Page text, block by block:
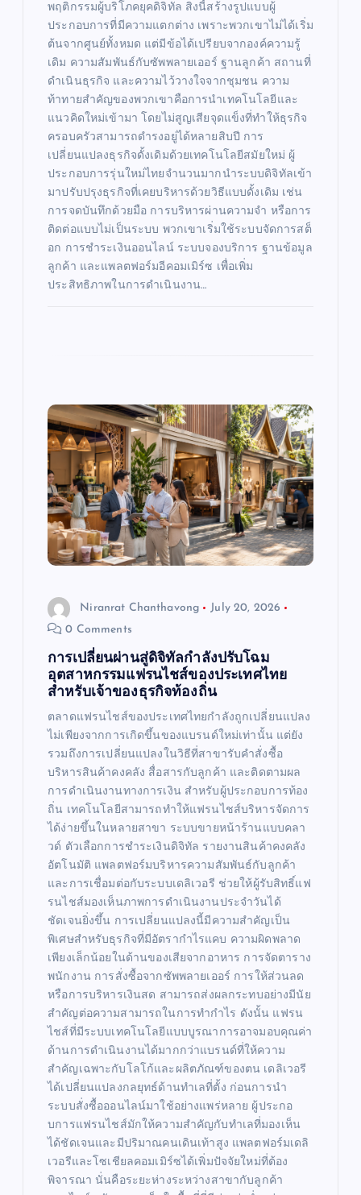
พฤติกรรมผู้บริโภคยุคดิจิทัล สิ่งนี้สร้างรูปแบบผู้
ประกอบการที่มีความแตกต่าง เพราะพวกเขาไม่ได้เริ่ม
ต้นจากศูนย์ทั้งหมด แต่มีข้อได้เปรียบจากองค์ความรู้
เดิม ความสัมพันธ์กับซัพพลายเออร์ ฐานลูกค้า สถานที่
ดำเนินธุรกิจ และความไว้วางใจจากชุมชน ความ
ท้าทายสำคัญของพวกเขาคือการนำเทคโนโลยีและ
แนวคิดใหม่เข้ามา โดยไม่สูญเสียจุดแข็งที่ทำให้ธุรกิจ
ครอบครัวสามารถดำรงอยู่ได้หลายสิบปี การ
เปลี่ยนแปลงธุรกิจดั้งเดิมด้วยเทคโนโลยีสมัยใหม่ ผู้
ประกอบการรุ่นใหม่ไทยจำนวนมากนำระบบดิจิทัลเข้า
มาปรับปรุงธุรกิจที่เคยบริหารด้วยวิธีแบบดั้งเดิม เช่น
การจดบันทึกด้วยมือ การบริหารผ่านความจำ หรือการ
ติดต่อแบบไม่เป็นระบบ พวกเขาเริ่มใช้ระบบจัดการสต็
อก การชำระเงินออนไลน์ ระบบจองบริการ ฐานข้อมูล
ลูกค้า และแพลตฟอร์มอีคอมเมิร์ซ เพื่อเพิ่ม
ประสิทธิภาพในการดำเนินงาน…
Niranrat Chanthavong
July 20, 2026
0 Comments
การเปลี่ยนผ่านสู่ดิจิทัลกำลังปรับโฉม
อุตสาหกรรมแฟรนไชส์ของประเทศไทย
สำหรับเจ้าของธุรกิจท้องถิ่น
ตลาดแฟรนไชส์ของประเทศไทยกำลังถูกเปลี่ยนแปลง
ไม่เพียงจากการเกิดขึ้นของแบรนด์ใหม่เท่านั้น แต่ยัง
รวมถึงการเปลี่ยนแปลงในวิธีที่สาขารับคำสั่งซื้อ
บริหารสินค้าคงคลัง สื่อสารกับลูกค้า และติดตามผล
การดำเนินงานทางการเงิน สำหรับผู้ประกอบการท้อง
ถิ่น เทคโนโลยีสามารถทำให้แฟรนไชส์บริหารจัดการ
ได้ง่ายขึ้นในหลายสาขา ระบบขายหน้าร้านแบบคลา
วด์ ตัวเลือกการชำระเงินดิจิทัล รายงานสินค้าคงคลัง
อัตโนมัติ แพลตฟอร์มบริหารความสัมพันธ์กับลูกค้า
และการเชื่อมต่อกับระบบเดลิเวอรี ช่วยให้ผู้รับสิทธิ์แฟ
รนไชส์มองเห็นภาพการดำเนินงานประจำวันได้
ชัดเจนยิ่งขึ้น การเปลี่ยนแปลงนี้มีความสำคัญเป็น
พิเศษสำหรับธุรกิจที่มีอัตรากำไรแคบ ความผิดพลาด
เพียงเล็กน้อยในด้านของเสียจากอาหาร การจัดตาราง
พนักงาน การสั่งซื้อจากซัพพลายเออร์ การให้ส่วนลด
หรือการบริหารเงินสด สามารถส่งผลกระทบอย่างมีนัย
สำคัญต่อความสามารถในการทำกำไร ดังนั้น แฟรน
ไชส์ที่มีระบบเทคโนโลยีแบบบูรณาการอาจมอบคุณค่า
ด้านการดำเนินงานได้มากกว่าแบรนด์ที่ให้ความ
สำคัญเฉพาะกับโลโก้และผลิตภัณฑ์ของตน เดลิเวอรี
ได้เปลี่ยนแปลงกลยุทธ์ด้านทำเลที่ตั้ง ก่อนการนำ
ระบบสั่งซื้อออนไลน์มาใช้อย่างแพร่หลาย ผู้ประกอ
บการแฟรนไชส์มักให้ความสำคัญกับทำเลที่มองเห็น
ได้ชัดเจนและมีปริมาณคนเดินเท้าสูง แพลตฟอร์มเดลิ
เวอรีและโซเชียลคอมเมิร์ซได้เพิ่มปัจจัยใหม่ที่ต้อง
พิจารณา นั่นคือระยะห่างระหว่างสาขากับลูกค้า